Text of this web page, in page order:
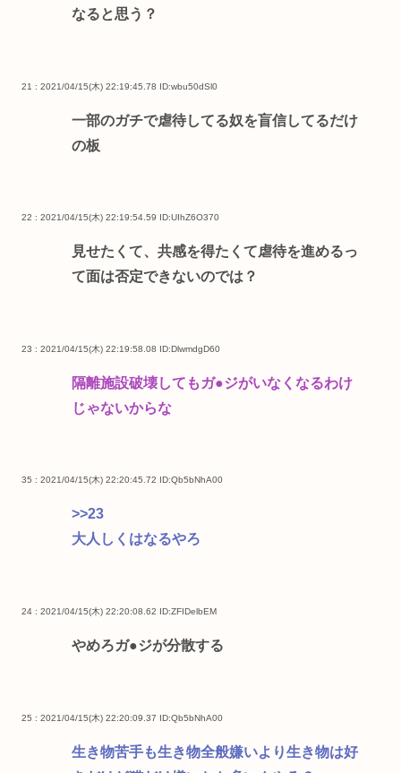
なると思う？
21 : 2021/04/15(木) 22:19:45.78 ID:wbu50dSl0
一部のガチで虐待してる奴を盲信してるだけ
の板
22 : 2021/04/15(木) 22:19:54.59 ID:UIhZ6O370
見せたくて、共感を得たくて虐待を進めるっ
て面は否定できないのでは？
23 : 2021/04/15(木) 22:19:58.08 ID:DlwmdgD60
隔離施設破壊してもガ●ジがいなくなるわけ
じゃないからな
35 : 2021/04/15(木) 22:20:45.72 ID:Qb5bNhA00
>>23
大人しくはなるやろ
24 : 2021/04/15(木) 22:20:08.62 ID:ZFIDelbEM
やめろガ●ジが分散する
25 : 2021/04/15(木) 22:20:09.37 ID:Qb5bNhA00
生き物苦手も生き物全般嫌いより生き物は好